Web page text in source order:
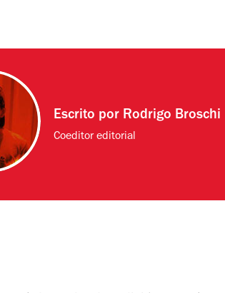
Escrito por Rodrigo Broschi
Coeditor editorial